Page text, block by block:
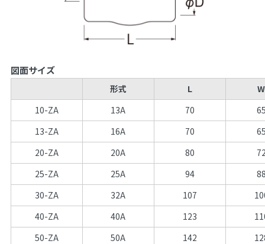
図面サイズ
形式 L
W
10-ZA
13A 70
13-ZA
16A 70
20-ZA
20A 80
25-ZA
25A 94
30-ZA
32A 107
40-ZA
40A 123
50-ZA
50A 142